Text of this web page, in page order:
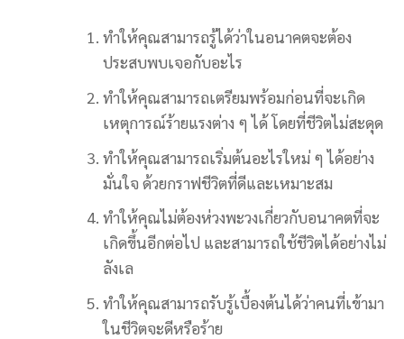
ทำให้คุณสามารถรู้ได้ว่าในอนาคตจะต้อง
ประสบพบเจอกับอะไร
ทำให้คุณสามารถเตรียมพร้อมก่อนที่จะเกิด
เหตุการณ์ร้ายแรงต่าง ๆ ได้ โดยที่ชีวิตไม่สะดุด
ทำให้คุณสามารถเริ่มต้นอะไรใหม่ ๆ ได้อย่าง
มั่นใจ ด้วยกราฟชีวิตที่ดีและเหมาะสม
ทำให้คุณไม่ต้องห่วงพะวงเกี่ยวกับอนาคตที่จะ
เกิดขึ้นอีกต่อไป และสามารถใช้ชีวิตได้อย่างไม่
ลังเล
ทำให้คุณสามารถรับรู้เบื้องต้นได้ว่าคนที่เข้ามา
ในชีวิตจะดีหรือร้าย